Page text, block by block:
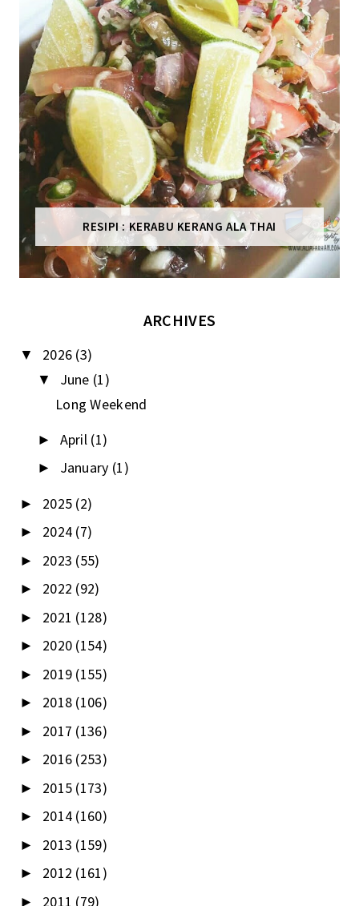
RESIPI : KERABU KERANG ALA THAI
ARCHIVES
▼ 2026 (3)
▼ June (1)
Long Weekend
► April (1)
► January (1)
► 2025 (2)
► 2024 (7)
► 2023 (55)
► 2022 (92)
► 2021 (128)
► 2020 (154)
► 2019 (155)
► 2018 (106)
► 2017 (136)
► 2016 (253)
► 2015 (173)
► 2014 (160)
► 2013 (159)
► 2012 (161)
► 2011 (79)